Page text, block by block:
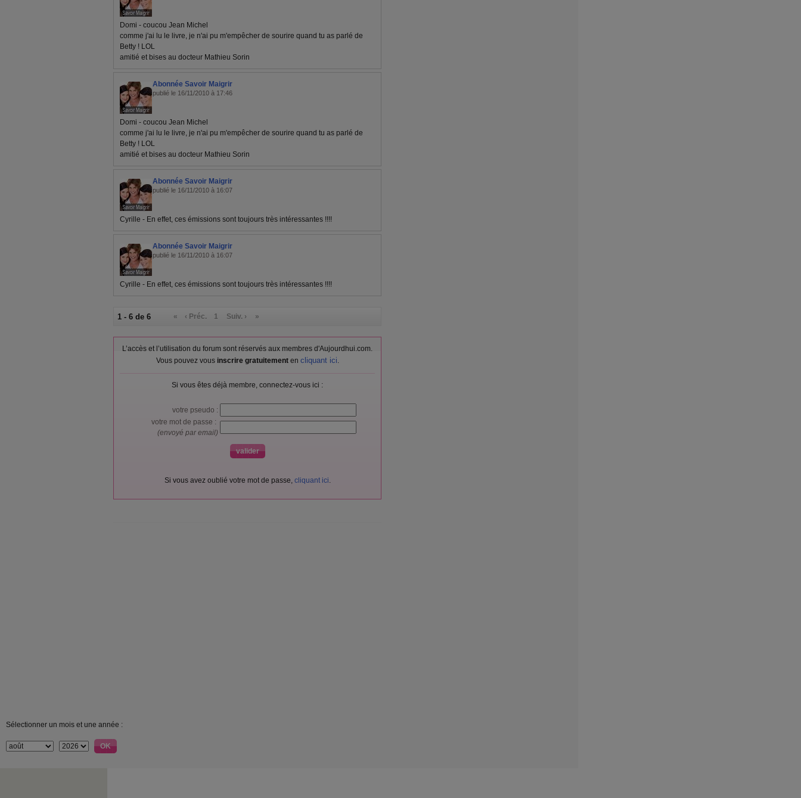
Domi - coucou Jean Michel
comme j'ai lu le livre, je n'ai pu m'empêcher de sourire quand tu as parlé de
Betty ! LOL
amitié et bises au docteur Mathieu Sorin
Abonnée Savoir Maigrir
publié le 16/11/2010 à 17:46
Domi - coucou Jean Michel
comme j'ai lu le livre, je n'ai pu m'empêcher de sourire quand tu as parlé de
Betty ! LOL
amitié et bises au docteur Mathieu Sorin
Abonnée Savoir Maigrir
publié le 16/11/2010 à 16:07
Cyrille - En effet, ces émissions sont toujours très intéressantes !!!!
Abonnée Savoir Maigrir
publié le 16/11/2010 à 16:07
Cyrille - En effet, ces émissions sont toujours très intéressantes !!!!
1 - 6 de 6 « ‹ Préc. 1 Suiv. › »
L’accès et l’utilisation du forum sont réservés aux membres d'Aujourdhui.com.
Vous pouvez vous inscrire gratuitementen cliquant ici.
Si vous êtes déjà membre, connectez-vous ici :
votre pseudo :
votre mot de passe :
(envoyé par email)
Si vous avez oublié votre mot de passe, cliquant ici.
Sélectionner un mois et une année :